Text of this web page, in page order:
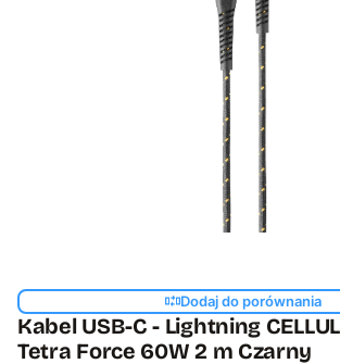
Dodaj do porównania
Kabel USB-C - Lightning
Tetra Force 60W 2 m Czarny